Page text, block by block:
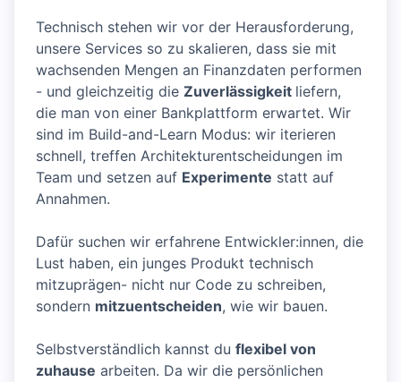
Technisch stehen wir vor der Herausforderung,
unsere Services so zu skalieren, dass sie mit
wachsenden Mengen an Finanzdaten performen
- und gleichzeitig die Zuverlässigkeit liefern,
die man von einer Bankplattform erwartet. Wir
sind im Build-and-Learn Modus: wir iterieren
schnell, treffen Architekturentscheidungen im
Team und setzen auf Experimente statt auf
Annahmen.
Dafür suchen wir erfahrene Entwickler:innen, die
Lust haben, ein junges Produkt technisch
mitzuprägen- nicht nur Code zu schreiben,
sondern mitzuentscheiden, wie wir bauen.
Selbstverständlich kannst du flexibel von
zuhause arbeiten. Da wir die persönlichen